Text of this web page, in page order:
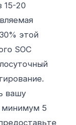
15-20
этой
SOC
вашу
минимум 5